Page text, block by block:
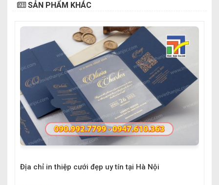
SẢN PHẨM KHÁC
Địa chỉ in thiệp cưới đẹp uy tín tại Hà Nội